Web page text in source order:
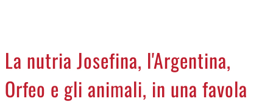
La nutria Josefina, l'Argentina,
Orfeo e gli animali, in una favola